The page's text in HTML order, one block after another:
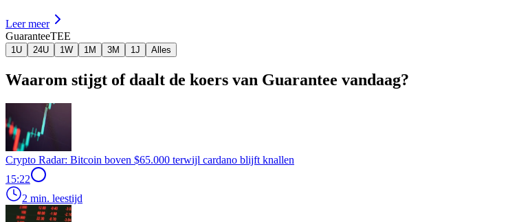
Leer meer
GuaranteeTEE
1U 24U 1W 1M 3M 1J Alles
Waarom stijgt of daalt de koers van Guarantee vandaag?
Crypto Radar: Bitcoin boven $65.000 terwijl cardano blijft knallen
15:22
2 min. leestijd